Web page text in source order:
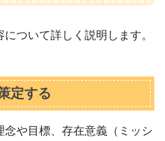
ついて詳しく説明します。
定する
や目標、存在意義（ミッシ